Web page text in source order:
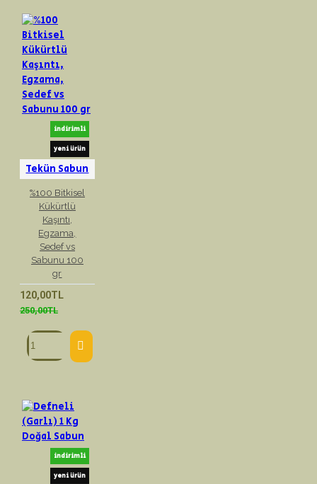
indirimli
yeni ürün
Tekün Sabun
%100 Bitkisel
Kükürtlü
Kaşıntı,
Egzama,
Sedef vs
Sabunu 100
gr
120,00TL
250,00TL
indirimli
yeni ürün